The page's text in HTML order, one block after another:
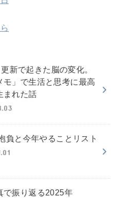
新で起きた脳の変化。
モ」で生活と思考に最高
まれた話
負と今年やることリスト
で振り返る2025年